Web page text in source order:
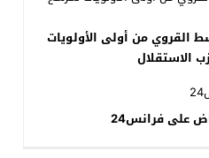
القروي من أولى الأولويات
الاستقلال
على فرانس24